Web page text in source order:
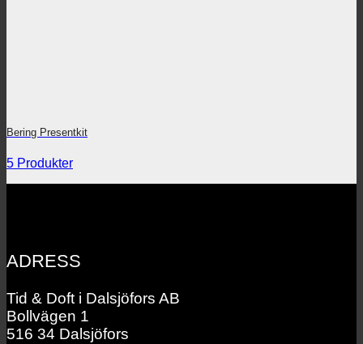
Bering Presentkit
5 Produkter
ADRESS
Tid & Doft i Dalsjöfors AB
Bollvägen 1
516 34 Dalsjöfors